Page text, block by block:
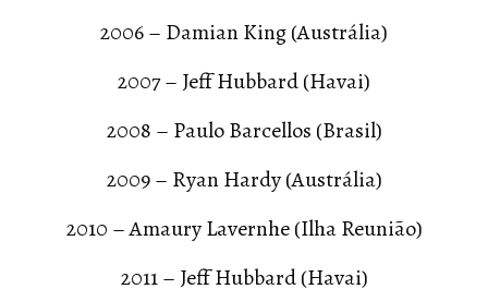
2006 – Damian King (Austrália)
2007 – Jeff Hubbard (Havai)
2008 – Paulo Barcellos (Brasil)
2009 – Ryan Hardy (Austrália)
2010 – Amaury Lavernhe (Ilha Reunião)
2011 – Jeff Hubbard (Havai)